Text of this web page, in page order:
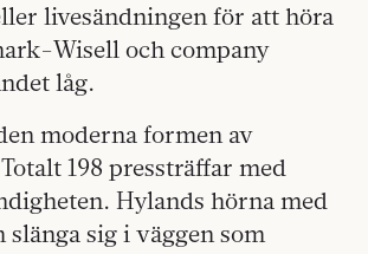
livesändningen för att höra
Wisell och company
låg.
moderna formen av
198 pressträffar med
Hylands hörna med
slänga sig i väggen som